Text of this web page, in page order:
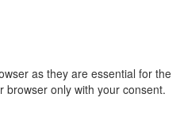
as they are essential for the
browser only with your consent.